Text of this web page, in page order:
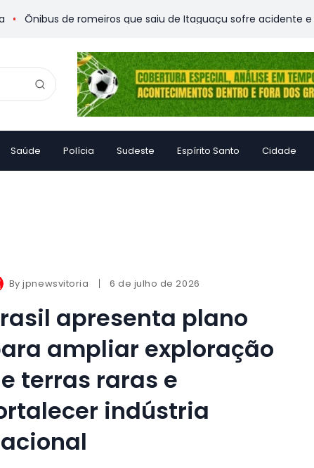
Ônibus de romeiros que saiu de Itaguaçu sofre acidente e
Saúde Polícia Sudeste Espírito Santo Cidade
Byjpnewsvitoria 6 de julho de 2026
apresenta plano
ampliar exploração
terras raras e
indústria